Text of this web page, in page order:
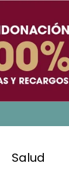
Salud